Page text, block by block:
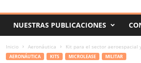
NUESTRAS PUBLICACIONES
Inicio Aeronáutica Kit para el sector aeroespacial
AERONÁUTICA KITS MICROLEASE MILITAR